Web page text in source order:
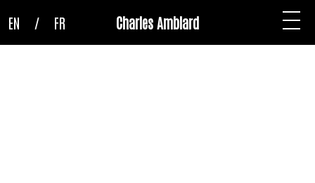
Charles Amblard
EN / FR